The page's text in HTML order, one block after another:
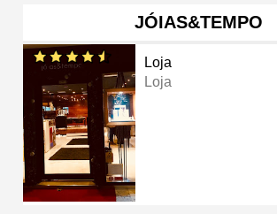
JÓIAS&TEMPO
Loja
Loja